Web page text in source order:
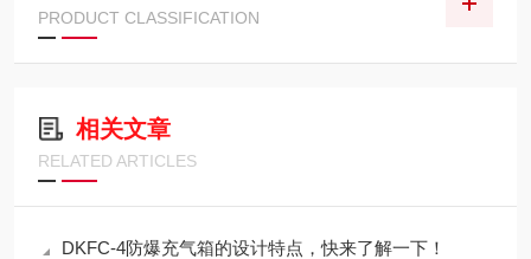
PRODUCT CLASSIFICATION
相关文章
RELATED ARTICLES
DKFC-4防爆充气箱的设计特点，快来了解一下！